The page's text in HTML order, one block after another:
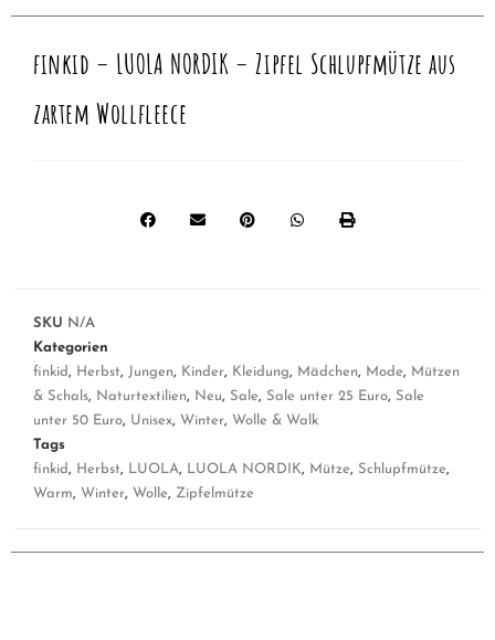
finkid – LUOLA NORDIK – Zipfel Schlupfmütze aus
zartem Wollfleece
SKU N/A
Kategorien
finkid, Herbst, Jungen, Kinder, Kleidung, Mädchen, Mode, Mützen
& Schals, Naturtextilien, Neu, Sale, Sale unter 25 Euro, Sale
unter 50 Euro, Unisex, Winter, Wolle & Walk
Tags
finkid, Herbst, LUOLA, LUOLA NORDIK, Mütze, Schlupfmütze,
Warm, Winter, Wolle, Zipfelmütze